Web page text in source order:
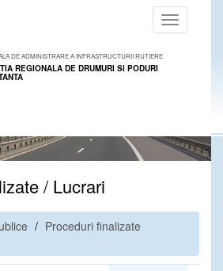
Toggle
navigation
DE ADMINISTRARE A INFRASTRUCTURII RUTIERE
REGIONALA DE DRUMURI SI PODURI
/ Lucrari
Proceduri finalizate